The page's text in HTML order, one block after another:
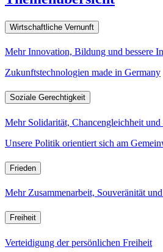
Wirtschaftliche Vernunft
Mehr Innovation, Bildung und bessere
Zukunftstechnologien made in Germany
Soziale Gerechtigkeit
Mehr Solidarität, Chancengleichheit und
Unsere Politik orientiert sich am
Frieden
Mehr Zusammenarbeit, Souveränität
Freiheit
Verteidigung der persönlichen Freiheit